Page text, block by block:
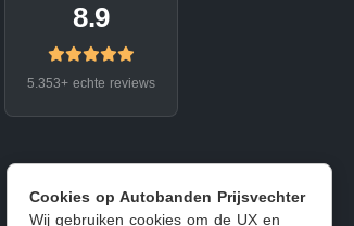
Cookies op Autobanden Prijsvechter
Wij gebruiken cookies om de UX en
8.9
5.353+ echte reviews